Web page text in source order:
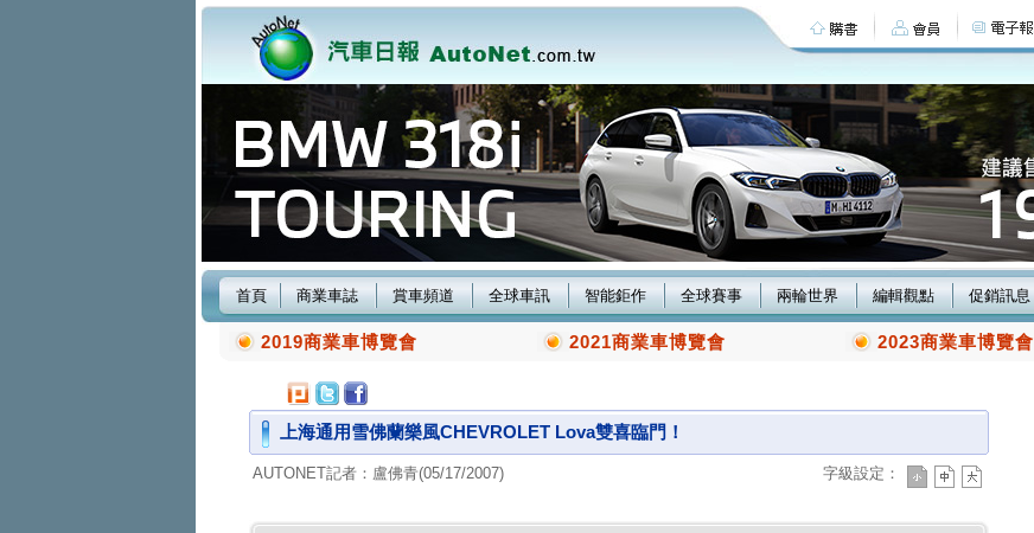
首頁 商業車誌 賞車頻道 全球車訊 智能鉅作 全球賽事 兩輪世界 編輯觀點 促銷訊息
2019商業車博覽會 2021商業車博覽會 2023商業車博覽會
上海通用雪佛蘭樂風CHEVROLET Lova雙喜臨門！
AUTONET記者：盧佛青(05/17/2007) 字級設定：